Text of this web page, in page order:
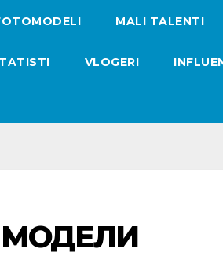
MALI TALENTI
VLOGERI
МОДЕЛИ